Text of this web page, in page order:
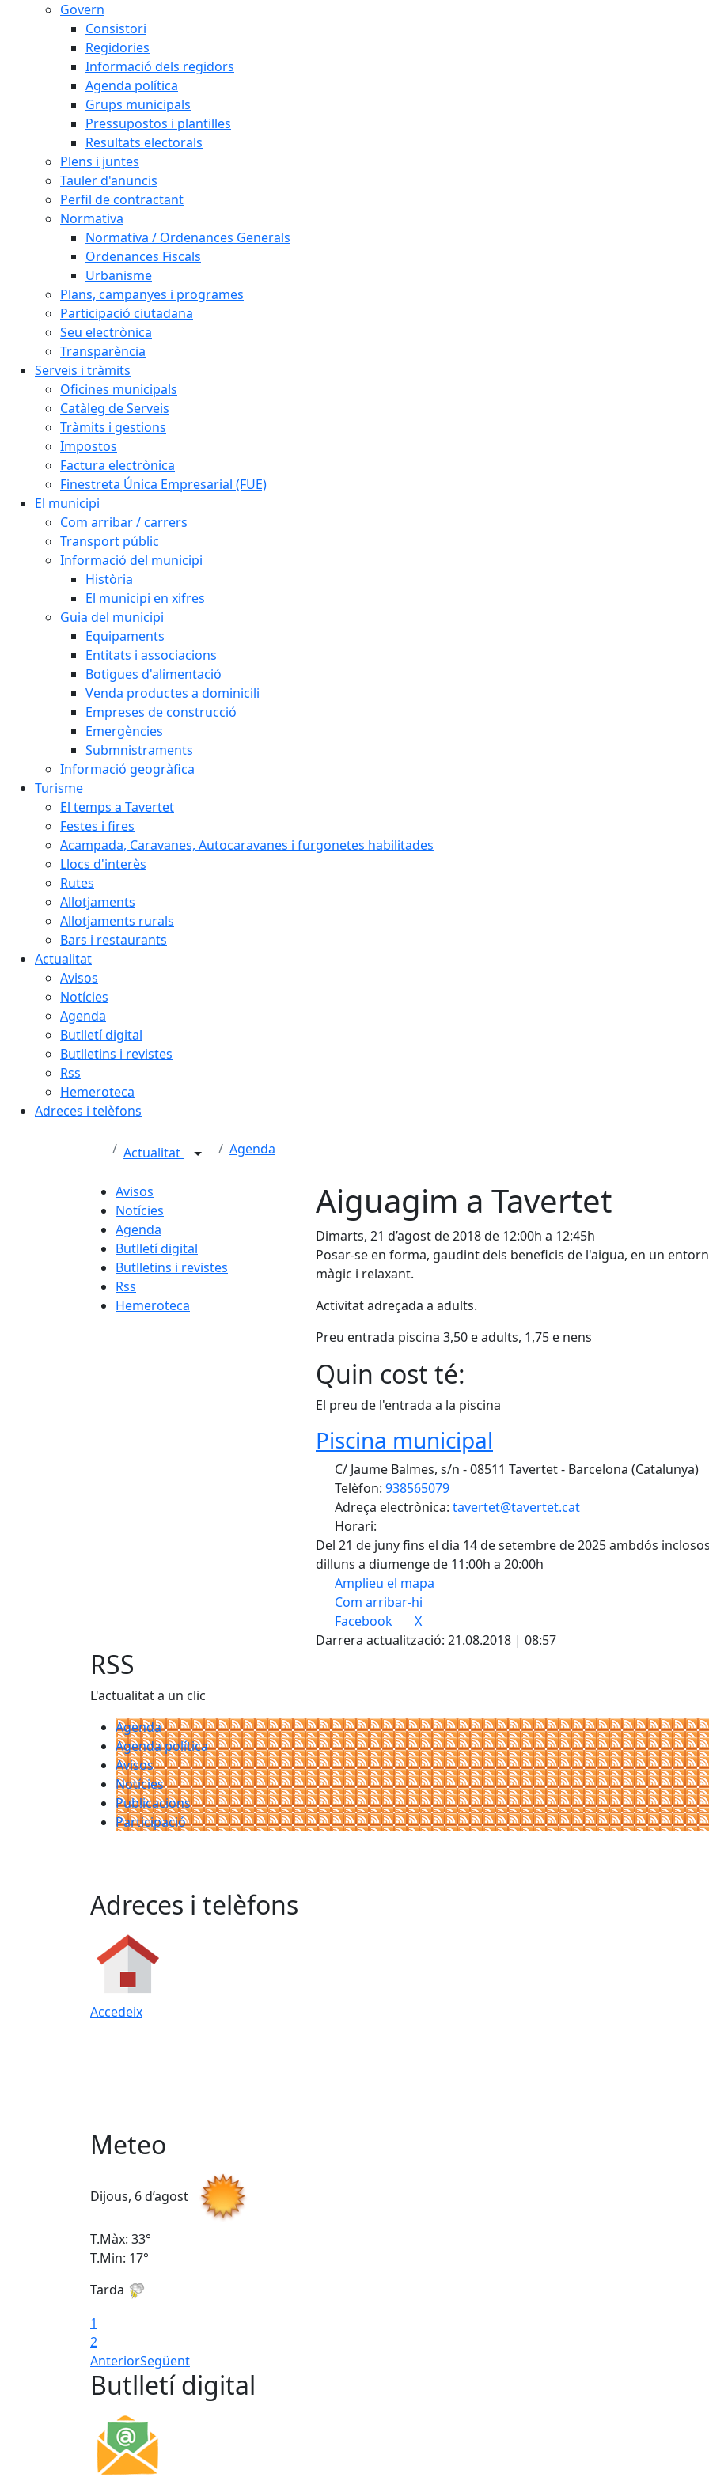
Govern
Consistori
Regidories
Informació dels regidors
Agenda política
Grups municipals
Pressupostos i plantilles
Resultats electorals
Plens i juntes
Tauler d'anuncis
Perfil de contractant
Normativa
Normativa / Ordenances Generals
Ordenances Fiscals
Urbanisme
Plans, campanyes i programes
Participació ciutadana
Seu electrònica
Transparència
Serveis i tràmits
Oficines municipals
Catàleg de Serveis
Tràmits i gestions
Impostos
Factura electrònica
Finestreta Única Empresarial (FUE)
El municipi
Com arribar / carrers
Transport públic
Informació del municipi
Història
El municipi en xifres
Guia del municipi
Equipaments
Entitats i associacions
Botigues d'alimentació
Venda productes a dominicili
Empreses de construcció
Emergències
Submnistraments
Informació geogràfica
Turisme
El temps a Tavertet
Festes i fires
Acampada, Caravanes, Autocaravanes i furgonetes habilitades
Llocs d'interès
Rutes
Allotjaments
Allotjaments rurals
Bars i restaurants
Actualitat
Avisos
Notícies
Agenda
Butlletí digital
Butlletins i revistes
Rss
Hemeroteca
Adreces i telèfons
Actualitat Agenda
Avisos
Notícies
Agenda
Butlletí digital
Butlletins i revistes
Rss
Hemeroteca
Aiguagim a Tavertet
Dimarts, 21 d’agost de 2018 de 12:00h a 12:45h
Posar-se en forma, gaudint dels beneficis de l'aigua, en un entorn
màgic i relaxant.
Activitat adreçada a adults.
Preu entrada piscina 3,50 e adults, 1,75 e nens
Quin cost té:
El preu de l'entrada a la piscina
Piscina municipal
C/ Jaume Balmes, s/n - 08511 Tavertet - Barcelona (Catalunya)
Telèfon: 938565079
Adreça electrònica: tavertet@tavertet.cat
Horari:
Del 21 de juny fins el dia 14 de setembre de 2025 ambdós
dilluns a diumenge de 11:00h a 20:00h
Amplieu el mapa
Com arribar-hi
+
Facebook
X
Darrera actualització: 21.08.2018 | 08:57
RSS
L'actualitat a un clic
Agenda
Agenda política
Avisos
Notícies
Publicacions
Participació
Adreces i telèfons
Accedeix
Meteo
Dijous, 6 d’agost
T.Màx: 33°
T.Min: 17°
Tarda
1
2
AnteriorSegüent
Butlletí digital